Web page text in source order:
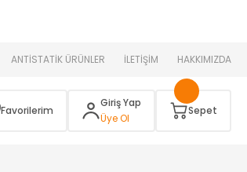
ANTİSTATİK ÜRÜNLER İLETİŞİM HAKKIMIZDA
Favorilerim
Giriş Yap
Üye Ol
Sepet